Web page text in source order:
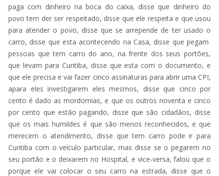
paga com dinheiro na boca do caixa, disse que dinheiro do
povo tem der ser respeitado, disse que ele respeita e que usou
para atender o povo, disse que se arrepende de ter usado o
carro, disse que esta acontecendo na Casa, disse que pegam
pessoas que tem carro do ano, na frente dos seus portões,
que levam para Curitiba, disse que esta com o documento, e
que ele precisa e vai fazer cinco assinaturas para abrir uma CPI,
apara eles investigarem eles mesmos, disse que cinco por
cento é dado as mordomias, e que os outros noventa e cinco
por cento que estão pagando, disse que são cidadãos, disse
que os mais humildes é que são menos reconhecidos, e que
merecem o atendimento, disse que tem carro pode ir para
Curitiba com o veículo particular, mas disse se o pegarem no
seu portão e o deixarem no Hospital, e vice-versa, falou que o
porque ele vai colocar o seu carro na estrada, disse que o